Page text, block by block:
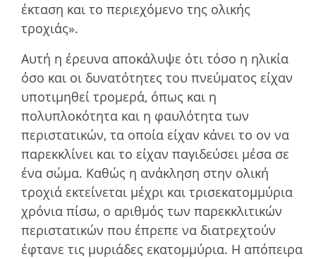
έκταση και το περιεχόµενο της ολικής
τροχιάς».
Αυτή η έρευνα αποκάλυψε ότι τόσο η ηλικία
όσο και οι δυνατότητες του πνεύµατος είχαν
υποτιµηθεί τροµερά, όπως και η
πολυπλοκότητα και η φαυλότητα των
περιστατικών, τα οποία είχαν κάνει το ον να
παρεκκλίνει και το είχαν παγιδεύσει µέσα σε
ένα σώµα. Καθώς η ανάκληση στην ολική
τροχιά εκτείνεται µέχρι και τρισεκατοµµύρια
χρόνια πίσω, ο αριθµός των παρεκκλιτικών
περιστατικών που έπρεπε να διατρεχτούν
έφτανε τις µυριάδες εκατοµµύρια. Η απόπειρα